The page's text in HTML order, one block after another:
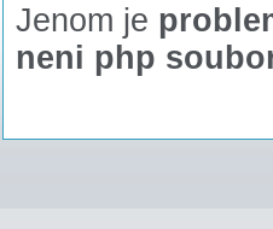
Jenom je
neni php